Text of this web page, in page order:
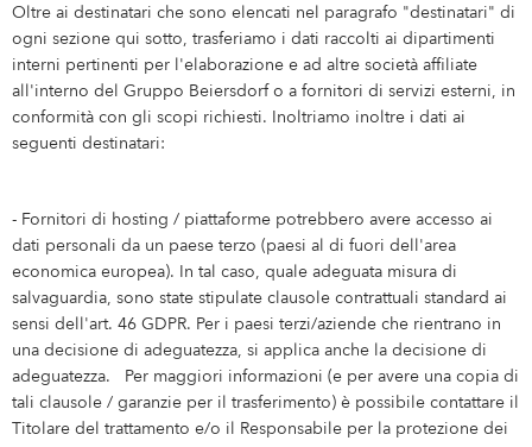
Oltre ai destinatari che sono elencati nel paragrafo "destinatari" di
ogni sezione qui sotto, trasferiamo i dati raccolti ai dipartimenti
interni pertinenti per l'elaborazione e ad altre società affiliate
all'interno del Gruppo Beiersdorf o a fornitori di servizi esterni, in
conformità con gli scopi richiesti. Inoltriamo inoltre i dati ai
seguenti destinatari:
- Fornitori di hosting / piattaforme potrebbero avere accesso ai
dati personali da un paese terzo (paesi al di fuori dell'area
economica europea). In tal caso, quale adeguata misura di
salvaguardia, sono state stipulate clausole contrattuali standard ai
sensi dell'art. 46 GDPR. Per i paesi terzi/aziende che rientrano in
una decisione di adeguatezza, si applica anche la decisione di
adeguatezza. Per maggiori informazioni (e per avere una copia di
tali clausole / garanzie per il trasferimento) è possibile contattare il
Titolare del trattamento e/o il Responsabile per la protezione dei